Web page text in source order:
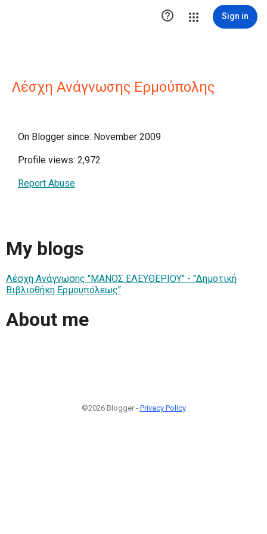
 Sign in
Λέσχη Ανάγνωσης Ερμούπολης
On Blogger since: November 2009
Profile views: 2,972
Report Abuse
My blogs
Λέσχη Ανάγνωσης "ΜΑΝΟΣ ΕΛΕΥΘΕΡΙΟΥ" - "Δημοτική
Βιβλιοθήκη Ερμουπόλεως"
About me
©2026 Blogger - Privacy Policy